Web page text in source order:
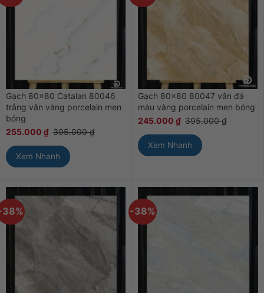
Gạch 80×80 Catalan 80046
trắng vân vàng porcelain men
bóng
255.000 ₫ 395.000₫
Xem Nhanh
Gạch 80×80 80047 vân đá
màu vàng porcelain men bóng
245.000 ₫ 395.000₫
Xem Nhanh
-38%